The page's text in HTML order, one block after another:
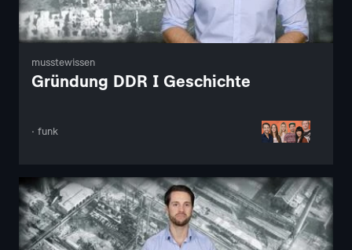
musstewissen
Gründung DDR I Geschichte
· funk